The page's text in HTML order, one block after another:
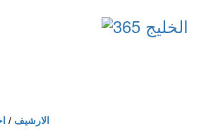
الارشيف /